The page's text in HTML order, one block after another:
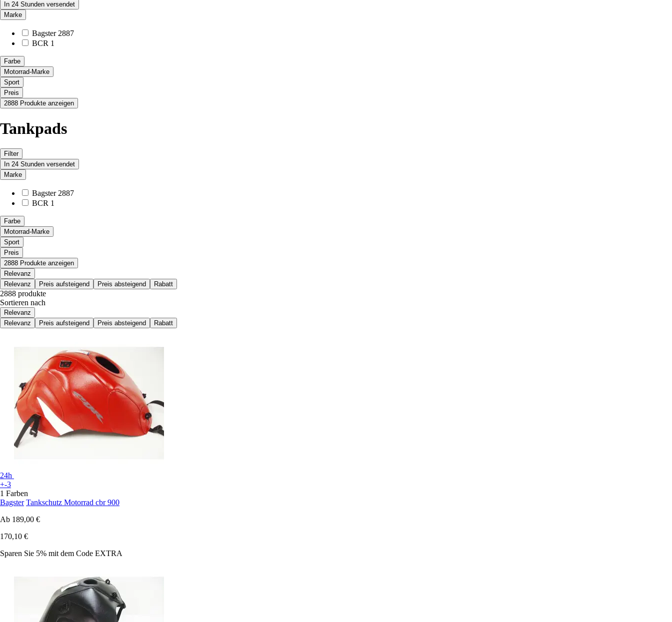
In 24 Stunden versendet
Marke
Bagster 2887
BCR 1
Farbe
Motorrad-Marke
Sport
Preis
2888 Produkte anzeigen
Tankpads
Filter
In 24 Stunden versendet
Marke
Bagster 2887
BCR 1
Farbe
Motorrad-Marke
Sport
Preis
2888 Produkte anzeigen
Relevanz
Relevanz
Preis aufsteigend Preis absteigend Rabatt
2888 produkte
Sortieren nach
Relevanz
Relevanz
Preis aufsteigend Preis absteigend Rabatt
24h
+-3
1 Farben
Bagster Tankschutz Motorrad cbr 900
Ab 189,00 €
170,10 €
Sparen Sie 5% mit dem Code EXTRA